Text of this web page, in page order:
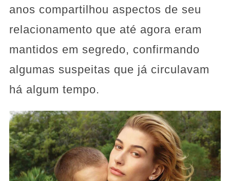
anos compartilhou aspectos de seu
relacionamento que até agora eram
mantidos em segredo, confirmando
algumas suspeitas que já circulavam
há algum tempo.